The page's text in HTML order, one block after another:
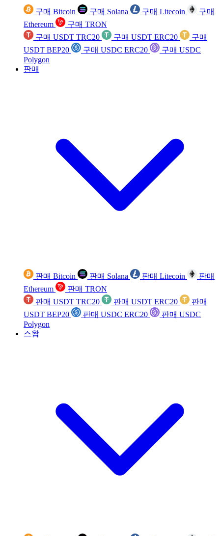
구매 Bitcoin 구매 Solana 구매 Litecoin
구매
Ethereum
구매 TRON
구매 USDT TRC20
구매 USDT ERC20
구매
USDT BEP20
구매 USDC ERC20
구매 USDC
Polygon
판매
판매 Bitcoin 판매 Solana 판매 Litecoin
판매
Ethereum
판매 TRON
판매 USDT TRC20
판매 USDT ERC20
판매
USDT BEP20
판매 USDC ERC20
판매 USDC
Polygon
스왑